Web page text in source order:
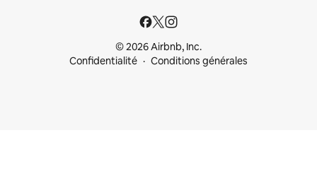
© 2026 Airbnb, Inc.
Confidentialité
Conditions générales